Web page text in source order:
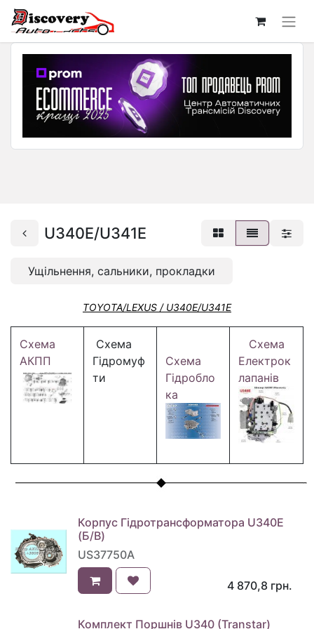
U340E/U341E
Ущільнення, сальники, прокладки
TOYOTA/LEXUS / U340E/U341E
Схема
АКПП
Схема
Гідромуф
ти
Схема
Гідробло
ка
Схема
Електрок
лапанів
Корпус Гідротрансформатора U340E
(Б/В)
US37750A
4 870,8 грн.
Комплект Поршнів U340 (Transtar)